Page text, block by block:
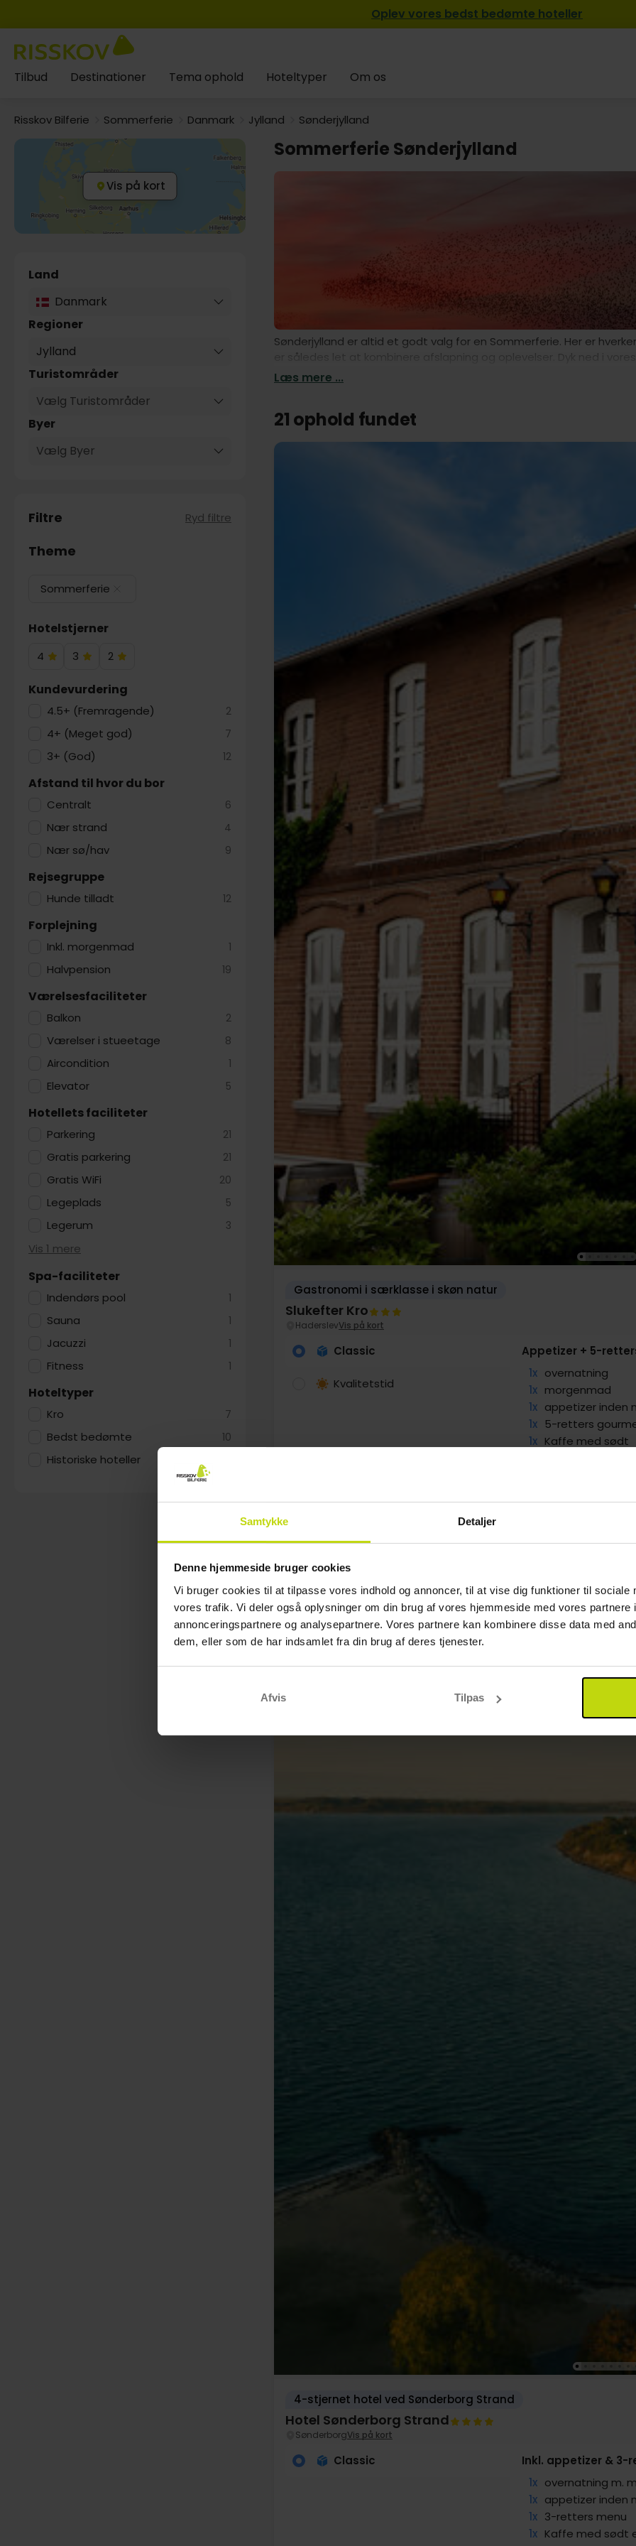
Samtykke Detaljer
Denne hjemmeside bruger cookies
Vi bruger cookies til at tilpasse vores indhold og annoncer, til at vise dig funktioner til sociale
vores trafik. Vi deler også oplysninger om din brug af vores hjemmeside med vores partnere
annonceringspartnere og analysepartnere. Vores partnere kan kombinere disse data med
dem, eller som de har indsamlet fra din brug af deres tjenester.
Afvis Tilpas
Oplev vores bedst bedømte hoteller
Tilbud Destinationer Tema ophold Hoteltyper Om os
Risskov Bilferie Sommerferie Danmark Jylland Sønderjylland
Vis på kort
Land
Danmark
Regioner
Jylland
Turistområder
Vælg Turistområder
Byer
Vælg Byer
Filtre Ryd filtre
Theme
Sommerferie
Hotelstjerner
4
4
3
3
2
2
Kundevurdering
4.5+ (Fremragende) 2
4+ (Meget god) 7
3+ (God) 12
Afstand til hvor du bor
Centralt 6
Nær strand 4
Nær sø/hav 9
Rejsegruppe
Hunde tilladt 12
Forplejning
Inkl. morgenmad 1
Halvpension 19
Værelsesfaciliteter
Balkon 2
Værelser i stueetage 8
Aircondition 1
Elevator 5
Hotellets faciliteter
Parkering 21
Gratis parkering 21
Gratis WiFi 20
Legeplads 5
Legerum 3
Vis 1 mere
Spa-faciliteter
Indendørs pool 1
Sauna 1
Jacuzzi 1
Fitness 1
Hoteltyper
Kro 7
Bedst bedømte 10
Historiske hoteller
Sommerferie Sønderjylland
Sønderjylland er altid et godt valg for en Sommerferie. Her er
er således let at kombinere afslapning og oplevelser. Dyk ned i
udgangspunkt for jeres Sommerferie.
Læs mere ...
21 ophold fundet
Gastronomi i særklasse i skøn natur
Slukefter Kro
HaderslevVis på kort
Classic
Kvalitetstid
Appetizer + 5-
1x overnatning
1x morgenmad
1x appetizer inden
1x 5-retters
1x Kaffe med sødt
Aug pp799,- Sep pp629,-
I alt 1258,-
Okt pp779,-
4-stjernet hotel ved Sønderborg Strand
Hotel Sønderborg Strand
SønderborgVis på kort
Classic
Inkl. appetizer & 3-
1x overnatning m.
1x appetizer inden
1x 3-retters menu
1x Kaffe med sødt